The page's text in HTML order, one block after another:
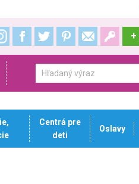
+
Centrá pre
deti
Oslavy